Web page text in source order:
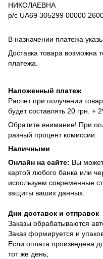
НИКОЛАЕВНА
р/с UA69 305299 00000
В назначении платежа
Доставка товара возможна
платежа.
Наложенный платеж
Расчет при получении
будет составлять 20 грн. +
Обратите внимание! При
разный процент комиссии.
Наличными
Онлайн на сайте: Вы
картой любого банка или
используем современные
защиты ваших данных.
Дни доставок и отправок
Заказы обрабатываются
Заказ формируется и
Если оплата произведена
тот же день;